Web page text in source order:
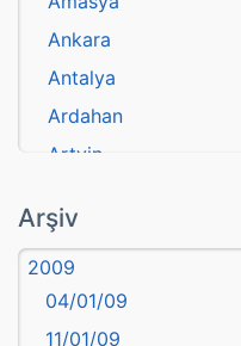
Ankara
Antalya
Ardahan
Artvin
Aydın
Balıkesir
Bartın
Arşiv
2009
04/01/09
11/01/09